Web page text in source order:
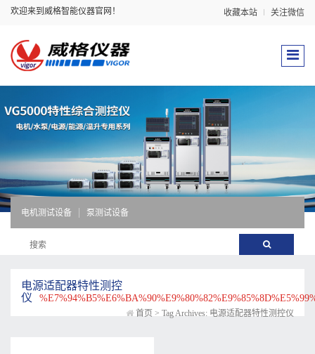
欢迎来到威格智能仪器官网！ 收藏本站 关注微信
电机测试设备 泵测试设备
电源适配器特性测控
仪
首页 > Tag Archives: 电源适配器特性测控仪